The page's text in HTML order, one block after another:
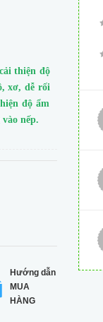
thiện độ
xơ, dễ rối
độ ẩm
nếp.
Hướng dẫn
MUA
HÀNG